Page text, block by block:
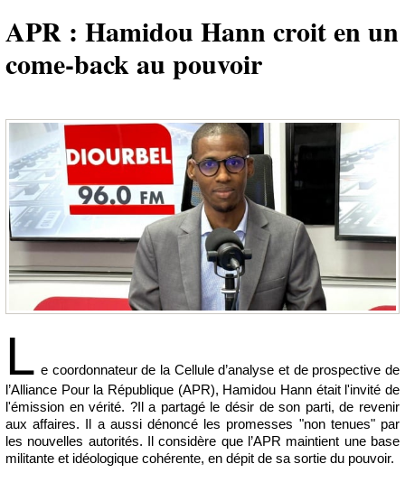
APR : Hamidou Hann croit en un
come-back au pouvoir
L e coordonnateur de la Cellule d’analyse et de prospective de
l’Alliance Pour la République (APR), Hamidou Hann était l'invité de
l'émission en vérité. ?Il a partagé le désir de son parti, de revenir
aux affaires. Il a aussi dénoncé les promesses "non tenues" par
les nouvelles autorités. Il considère que l’APR maintient une base
militante et idéologique cohérente, en dépit de sa sortie du pouvoir.